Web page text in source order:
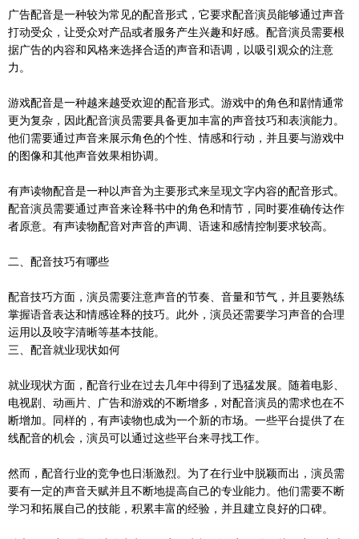
广告配音是一种较为常见的配音形式，它要求配音演员能够通过声音
打动受众，让受众对产品或者服务产生兴趣和好感。配音演员需要根
据广告的内容和风格来选择合适的声音和语调，以吸引观众的注意
力。
游戏配音是一种越来越受欢迎的配音形式。游戏中的角色和剧情通常
更为复杂，因此配音演员需要具备更加丰富的声音技巧和表演能力。
他们需要通过声音来展示角色的个性、情感和行动，并且要与游戏中
的图像和其他声音效果相协调。
有声读物配音是一种以声音为主要形式来呈现文字内容的配音形式。
配音演员需要通过声音来诠释书中的角色和情节，同时要准确传达作
者原意。有声读物配音对声音的声调、语速和感情控制要求较高。
二、配音技巧有哪些
配音技巧方面，演员需要注意声音的节奏、音量和节气，并且要熟练
掌握语音表达和情感诠释的技巧。此外，演员还需要学习声音的合理
运用以及咬字清晰等基本技能。
三、配音就业现状如何
就业现状方面，配音行业在过去几年中得到了迅猛发展。随着电影、
电视剧、动画片、广告和游戏的不断增多，对配音演员的需求也在不
断增加。同样的，有声读物也成为一个新的市场。一些平台提供了在
线配音的机会，演员可以通过这些平台来寻找工作。
然而，配音行业的竞争也日渐激烈。为了在行业中脱颖而出，演员需
要有一定的声音天赋并且不断地提高自己的专业能力。他们需要不断
学习和拓展自己的技能，积累丰富的经验，并且建立良好的口碑。